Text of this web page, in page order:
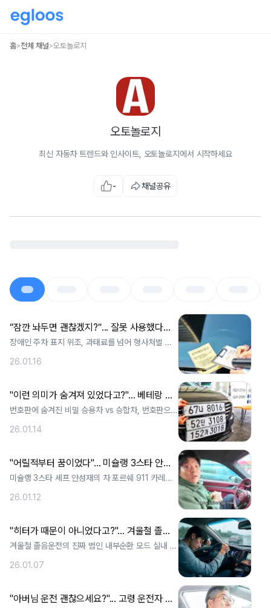
홈>전체 채널>오토놀로지
오토놀로지
최신 자동차 트렌드와 인사이트, 오토놀로지에서 시작하세요
- 채널공유
“잠깐 놔두면 괜찮겠지?”... 잘못 사용했다가 210만 원 과태료에 형사처벌까지 받는 '이것'
장애인 주차 표지 위조, 과태료를 넘어 형사처벌 반
26.01.16
"이런 의미가 숨겨져 있었다고?"... 베테랑 운전자들도 잘 모르는 '번호판'에 진실
번호판에 숨겨진 비밀 승용차 vs 승합차, 번호판으로
26.01.14
"어릴적부터 꿈이었다"... 미슐랭 3스타 안성재 셰프가 선택한 2억 원대 '드림카'의 정체는?
미슐랭 3스타 셰프 안성재의 차 포르쉐 911 카레라
26.01.12
"히터가 때문이 아니었다고?"... 겨울철 졸음운전의 원인, 운전자들이 잘 못 쓰는 '이 버튼'
겨울철 졸음운전의 진짜 범인 내부순환 모드 실내 이
26.01.07
"아버님 운전 괜찮으세요?"... 고령 운전자 사고 비중 전체 21.6%, '이 나이'부터 인지능력 '뚝'